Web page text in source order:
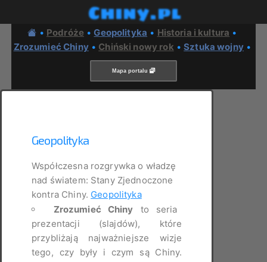
Chiny.pl
• Podróże •Geopolityka • Historia i kultura •
Zrozumieć Chiny• Chiński nowy rok •Sztuka wojny•
Mapa portalu
Geopolityka
Współczesna rozgrywka o władzę
nad światem: Stany Zjednoczone
kontra Chiny. Geopolityka
Zrozumieć Chiny to seria
prezentacji (slajdów), które
przybliżają najważniejsze wizje
tego, czy były i czym są Chiny.